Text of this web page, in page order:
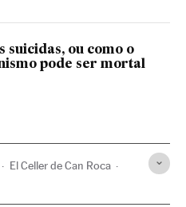
suicidas, ou como o
pode ser mortal
El Celler de Can Roca